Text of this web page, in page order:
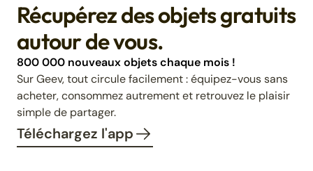
Récupérez des objets gratuits
autour de vous.
800 000 nouveaux objets chaque mois !
Sur Geev, tout circule facilement : équipez-vous sans
acheter, consommez autrement et retrouvez le plaisir
simple de partager.
Téléchargez l'app